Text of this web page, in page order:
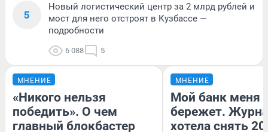
5
Новый логистический центр за 2 млрд рублей и
мост для него отстроят в Кузбассе —
подробности
6 088 5
МНЕНИЕ
«Никого нельзя
победить». О чем
главный блокбастер
МНЕНИЕ
Мой банк меня
бережет.
хотела снять